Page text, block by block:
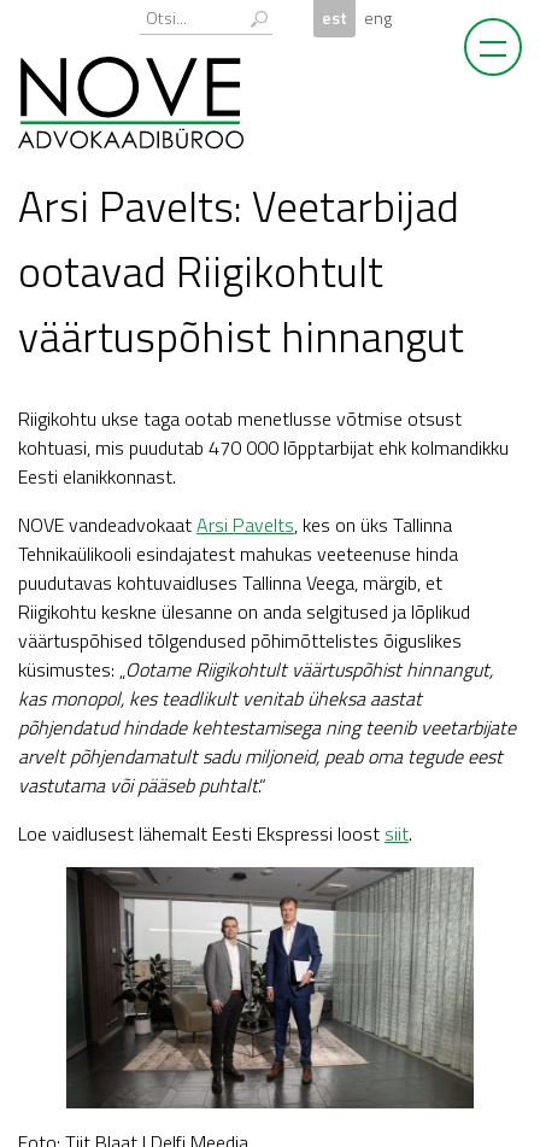
content
est eng
Arsi Pavelts: Veetarbijad
ootavad Riigikohtult
väärtuspõhist hinnangut
Riigikohtu ukse taga ootab menetlusse võtmise otsust
kohtuasi, mis puudutab 470 000 lõpptarbijat ehk kolmandikku
Eesti elanikkonnast.
NOVE vandeadvokaatArsi Pavelts, kes on üks Tallinna
Tehnikaülikooli esindajatest mahukas veeteenuse hinda
puudutavas kohtuvaidluses Tallinna Veega, märgib, et
Riigikohtu keskne ülesanne on anda selgitused ja lõplikud
väärtuspõhised tõlgendused põhimõttelistes õiguslikes
küsimustes: „Ootame Riigikohtult väärtuspõhist hinnangut,
kas monopol, kes teadlikult venitab üheksa aastat
põhjendatud hindade kehtestamisega ning teenib veetarbijate
arvelt põhjendamatult sadu miljoneid, peab oma tegude eest
vastutama või pääseb puhtalt.“
Loe vaidlusest lähemalt Eesti Ekspressi loost siit.